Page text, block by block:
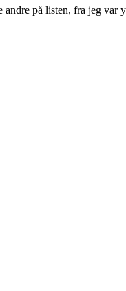
andre på listen, fra jeg var